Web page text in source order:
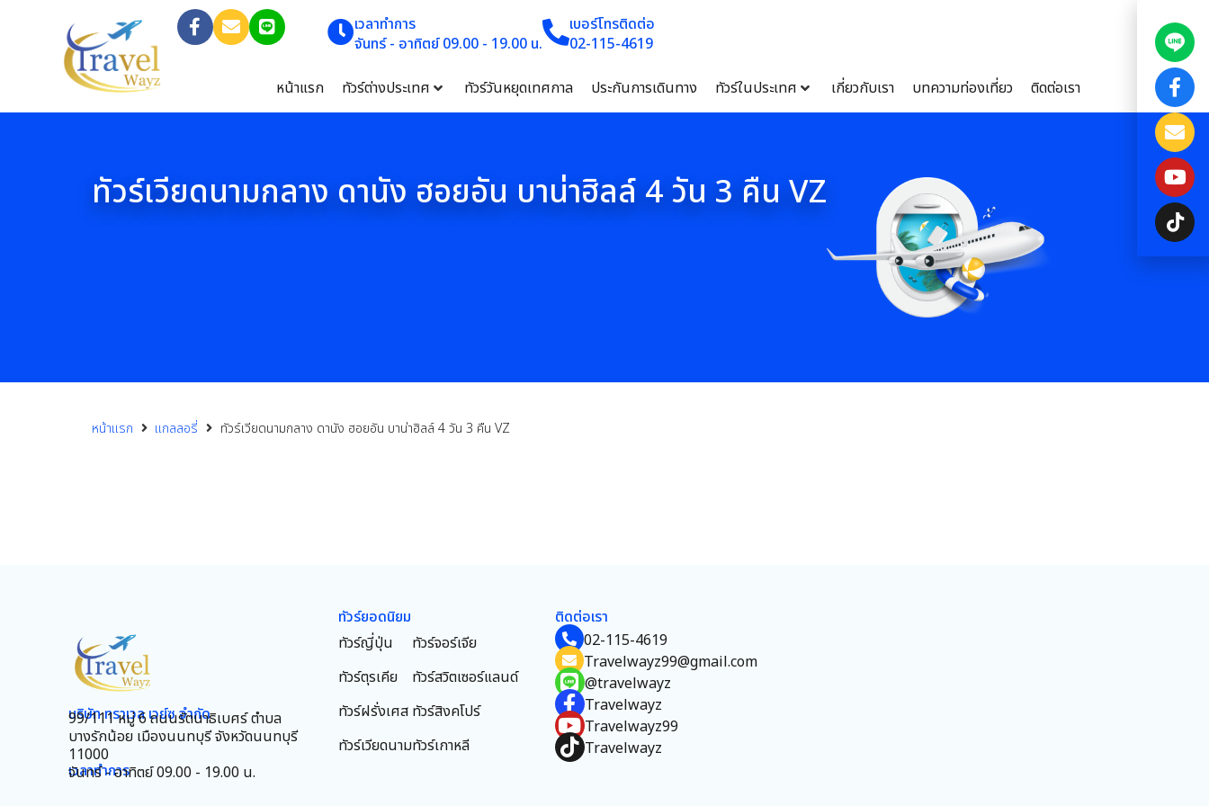
เวลาทำการ
จันทร์ - อาทิตย์ 09.00 - 19.00 น.
เบอร์โทรติดต่อ
02-115-4619
หน้าแรก ทัวร์ต่างประเทศ ทัวร์วันหยุดเทศกาล ประกันการเดินทาง ทัวร์ในประเทศ เกี่ยวกับเรา บทความท่องเที่ยว ติดต่อเรา
ทัวร์เวียดนามกลาง ดานัง ฮอยอัน บาน่าฮิลล์ 4 วัน 3 คืน VZ
หน้าแรก แกลลอรี่ ทัวร์เวียดนามกลาง ดานัง ฮอยอัน บาน่าฮิลล์ 4 วัน 3 คืน VZ
บริษัท ทราเวล เวย์ซ จำกัด
99/111 หมู่ 6 ถนนรัตนาธิเบศร์ ตำบล
บางรักน้อย เมืองนนทบุรี จังหวัดนนทบุรี
11000
เวลาทำการ
จันทร์ - อาทิตย์ 09.00 - 19.00 น.
ทัวร์ยอดนิยม
ทัวร์ญี่ปุ่น
ทัวร์ตุรเคีย
ทัวร์ฝรั่งเศส
ทัวร์เวียดนาม
ทัวร์จอร์เจีย
ทัวร์สวิตเซอร์แลนด์
ทัวร์สิงคโปร์
ทัวร์เกาหลี
ติดต่อเรา
02-115-4619
Travelwayz99@gmail.com
@travelwayz
Travelwayz
Travelwayz99
Travelwayz